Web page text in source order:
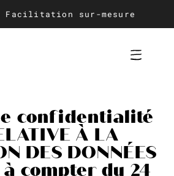
Facilitation sur-mesure
confidentialité
À LA
DES DONNÉES
compter du 24